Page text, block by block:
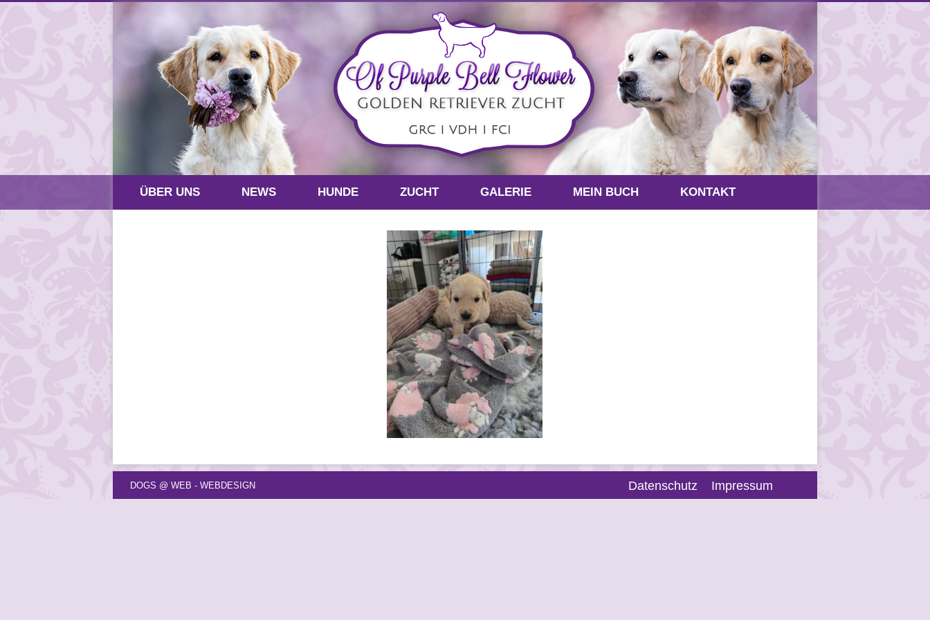
ÜBER UNS NEWS HUNDE ZUCHT GALERIE MEIN BUCH KONTAKT
DOGS @ WEB - WEBDESIGN Datenschutz Impressum